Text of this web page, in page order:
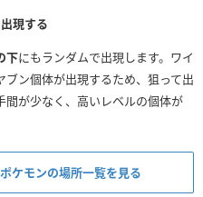
現する
下にもランダムで出現します。ワイ
ン個体が出現するため、狙って出
が少なく、高いレベルの個体が
ケモンの場所一覧を見る